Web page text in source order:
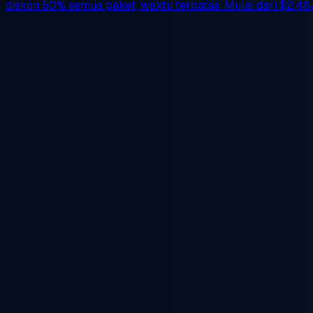
diskon 50% semua paket, waktu terbatas. Mulai dari